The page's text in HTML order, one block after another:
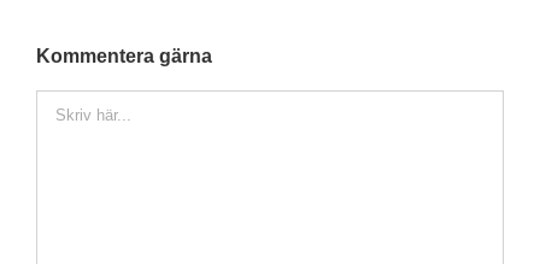
Kommentera gärna